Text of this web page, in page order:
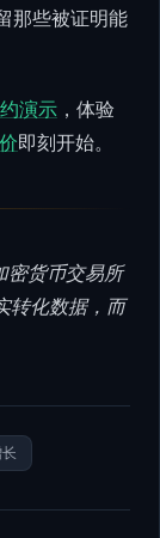
那些被证明能
演示 ，体验
即刻开始。
密货币交易所
转化数据，而